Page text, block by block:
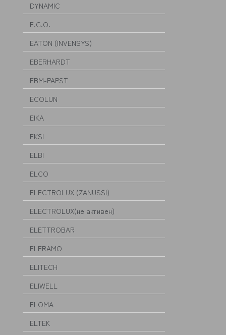
DYNAMIC
E.G.O.
EATON (INVENSYS)
EBERHARDT
EBM-PAPST
ECOLUN
EIKA
EKSI
ELBI
ELCO
ELECTROLUX (ZANUSSI)
ELECTROLUX(не активен)
ELETTROBAR
ELFRAMO
ELITECH
ELIWELL
ELOMA
ELTEK